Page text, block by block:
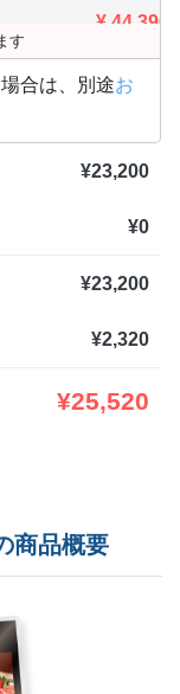
¥ 44,396
¥ 46,761
¥ 49,973
52,261
¥ 54,549
¥ 56,837
¥
す
合は、別途お
¥23,200
¥0
¥23,200
¥2,320
¥25,520
商品概要